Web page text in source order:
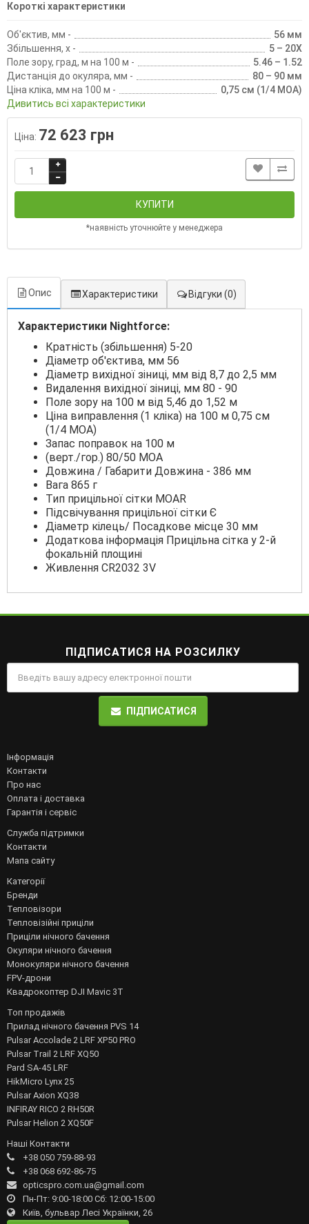
Короткі характеристики
Об'єктив, мм -
56 мм
Збільшення, х -
5 – 20X
Поле зору, град, м на 100 м -
5.46 – 1.52
Дистанція до окуляра, мм -
80 – 90 мм
Ціна кліка, мм на 100 м -
0,75 см (1/4 МОА)
Дивитись всі характеристики
Ціна: 72 623 грн
КУПИТИ
*наявність уточнюйте у менеджера
Опис Характеристики Відгуки (0)
Характеристики Nightforce:
Кратність (збільшення) 5-20
Діаметр об'єктива, мм 56
Діаметр вихідної зіниці, мм від 8,7 до 2,5 мм
Видалення вихідної зіниці, мм 80 - 90
Поле зору на 100 м від 5,46 до 1,52 м
Ціна виправлення (1 кліка) на 100 м 0,75 см
(1/4 МОА)
Запас поправок на 100 м
(верт./гор.) 80/50 МОА
Довжина / Габарити Довжина - 386 мм
Вага 865 г
Тип прицільної сітки MOAR
Підсвічування прицільної сітки Є
Діаметр кілець/ Посадкове місце 30 мм
Додаткова інформація Прицільна сітка у 2-й
фокальній площині
Живлення CR2032 3V
ПІДПИСАТИСЯ НА РОЗСИЛКУ
ПІДПИСАТИСЯ
Інформація
Контакти
Про нас
Оплата і доставка
Гарантія і сервіс
Служба підтримки
Контакти
Мапа сайту
Категорії
Бренди
Тепловізори
Тепловізійні приціли
Приціли нічного бачення
Окуляри нічного бачення
Монокуляри нічного бачення
FPV-дрони
Квадрокоптер DJI Mavic 3T
Топ продажів
Прилад нічного бачення PVS 14
Pulsar Accolade 2 LRF XP50 PRO
Pulsar Trail 2 LRF XQ50
Pard SA-45 LRF
HikMicro Lynx 25
Pulsar Axion XQ38
INFIRAY RICO 2 RH50R
Pulsar Helion 2 XQ50F
Наші Контакти
+38 050 759-88-93
+38 068 692-86-75
opticspro.com.ua@gmail.com
Пн-Пт: 9:00-18:00 Сб: 12:00-15:00
Київ, бульвар Лесі Українки, 26